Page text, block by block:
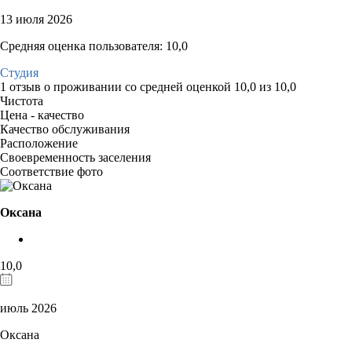
13 июля 2026
Средняя оценка пользователя: 10,0
Студия
1 отзыв о проживании со средней оценкой 10,0 из 10,0
Чистота
Цена - качество
Качество обслуживания
Расположение
Своевременность заселения
Соответствие фото
Оксана
10,0
июль 2026
Оксана